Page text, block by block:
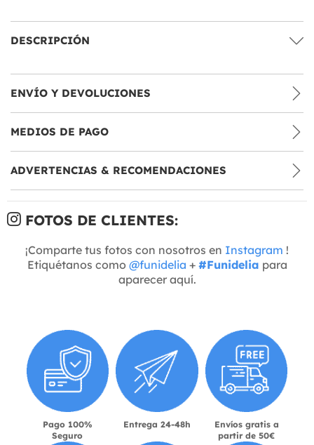
DESCRIPCIÓN
ENVÍO Y DEVOLUCIONES
MEDIOS DE PAGO
ADVERTENCIAS & RECOMENDACIONES
FOTOS DE CLIENTES:
¡Comparte tus fotos con nosotros en Instagram !
Etiquétanos como @funidelia + #Funidelia para
aparecer aquí.
Pago 100%
Seguro
Entrega 24-48h
Envíos gratis a
partir de 50€